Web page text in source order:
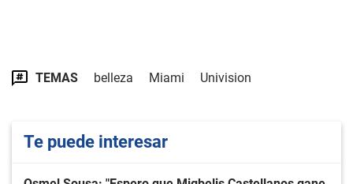
TEMAS belleza Miami Univision
Te puede interesar